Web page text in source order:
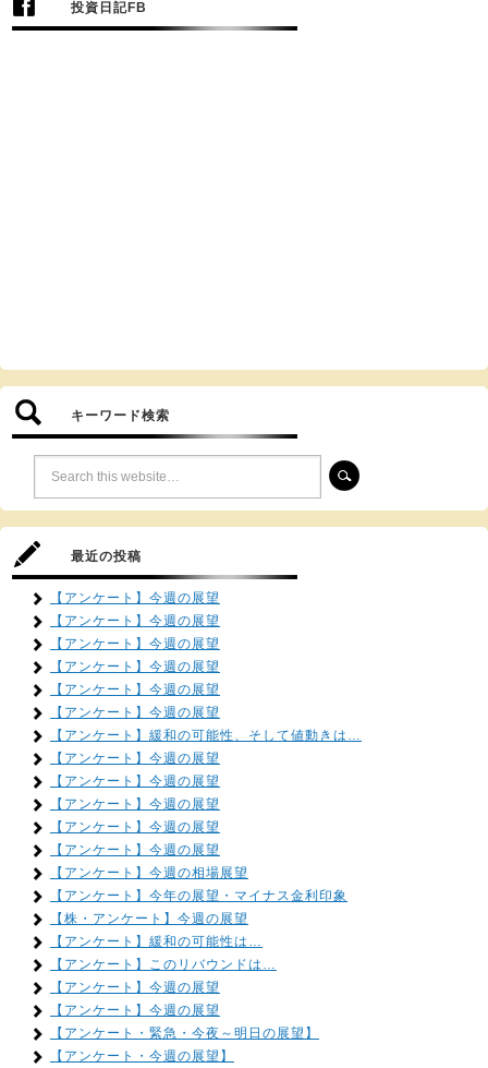
投資日記FB
キーワード検索
最近の投稿
【アンケート】今週の展望
【アンケート】今週の展望
【アンケート】今週の展望
【アンケート】今週の展望
【アンケート】今週の展望
【アンケート】今週の展望
【アンケート】緩和の可能性、そして値動きは…
【アンケート】今週の展望
【アンケート】今週の展望
【アンケート】今週の展望
【アンケート】今週の展望
【アンケート】今週の展望
【アンケート】今週の相場展望
【アンケート】今年の展望・マイナス金利印象
【株・アンケート】今週の展望
【アンケート】緩和の可能性は…
【アンケート】このリバウンドは…
【アンケート】今週の展望
【アンケート】今週の展望
【アンケート・緊急・今夜～明日の展望】
【アンケート・今週の展望】